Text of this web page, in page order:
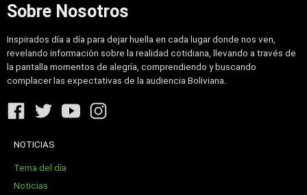
Sobre Nosotros
Inspirados día a día para dejar huella en cada lugar donde nos ven,
revelando información sobre la realidad cotidiana, llevando a través de
la pantalla momentos de alegría, comprendiendo y buscando
complacer las expectativas de la audiencia Boliviana.
NOTICIAS
Tema del día
Noticias